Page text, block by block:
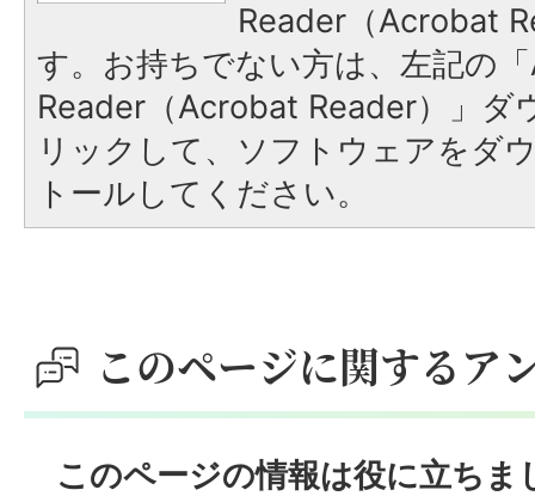
Reader（Acrobat
す。お持ちでない方は、左記の
Reader（Acrobat Reader）」ダ
リックして、ソフトウェアをダ
トールしてください。
このページに関するア
このページの情報は役に立ちま